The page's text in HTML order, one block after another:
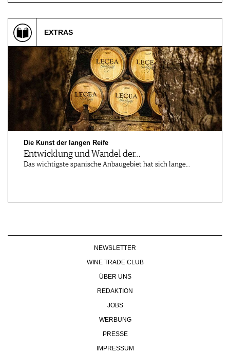
EXTRAS
Die Kunst der langen Reife
Entwicklung und Wandel der…
Das wichtigste spanische Anbaugebiet hat sich lange…
NEWSLETTER
WINE TRADE CLUB
ÜBER UNS
REDAKTION
JOBS
WERBUNG
PRESSE
IMPRESSUM